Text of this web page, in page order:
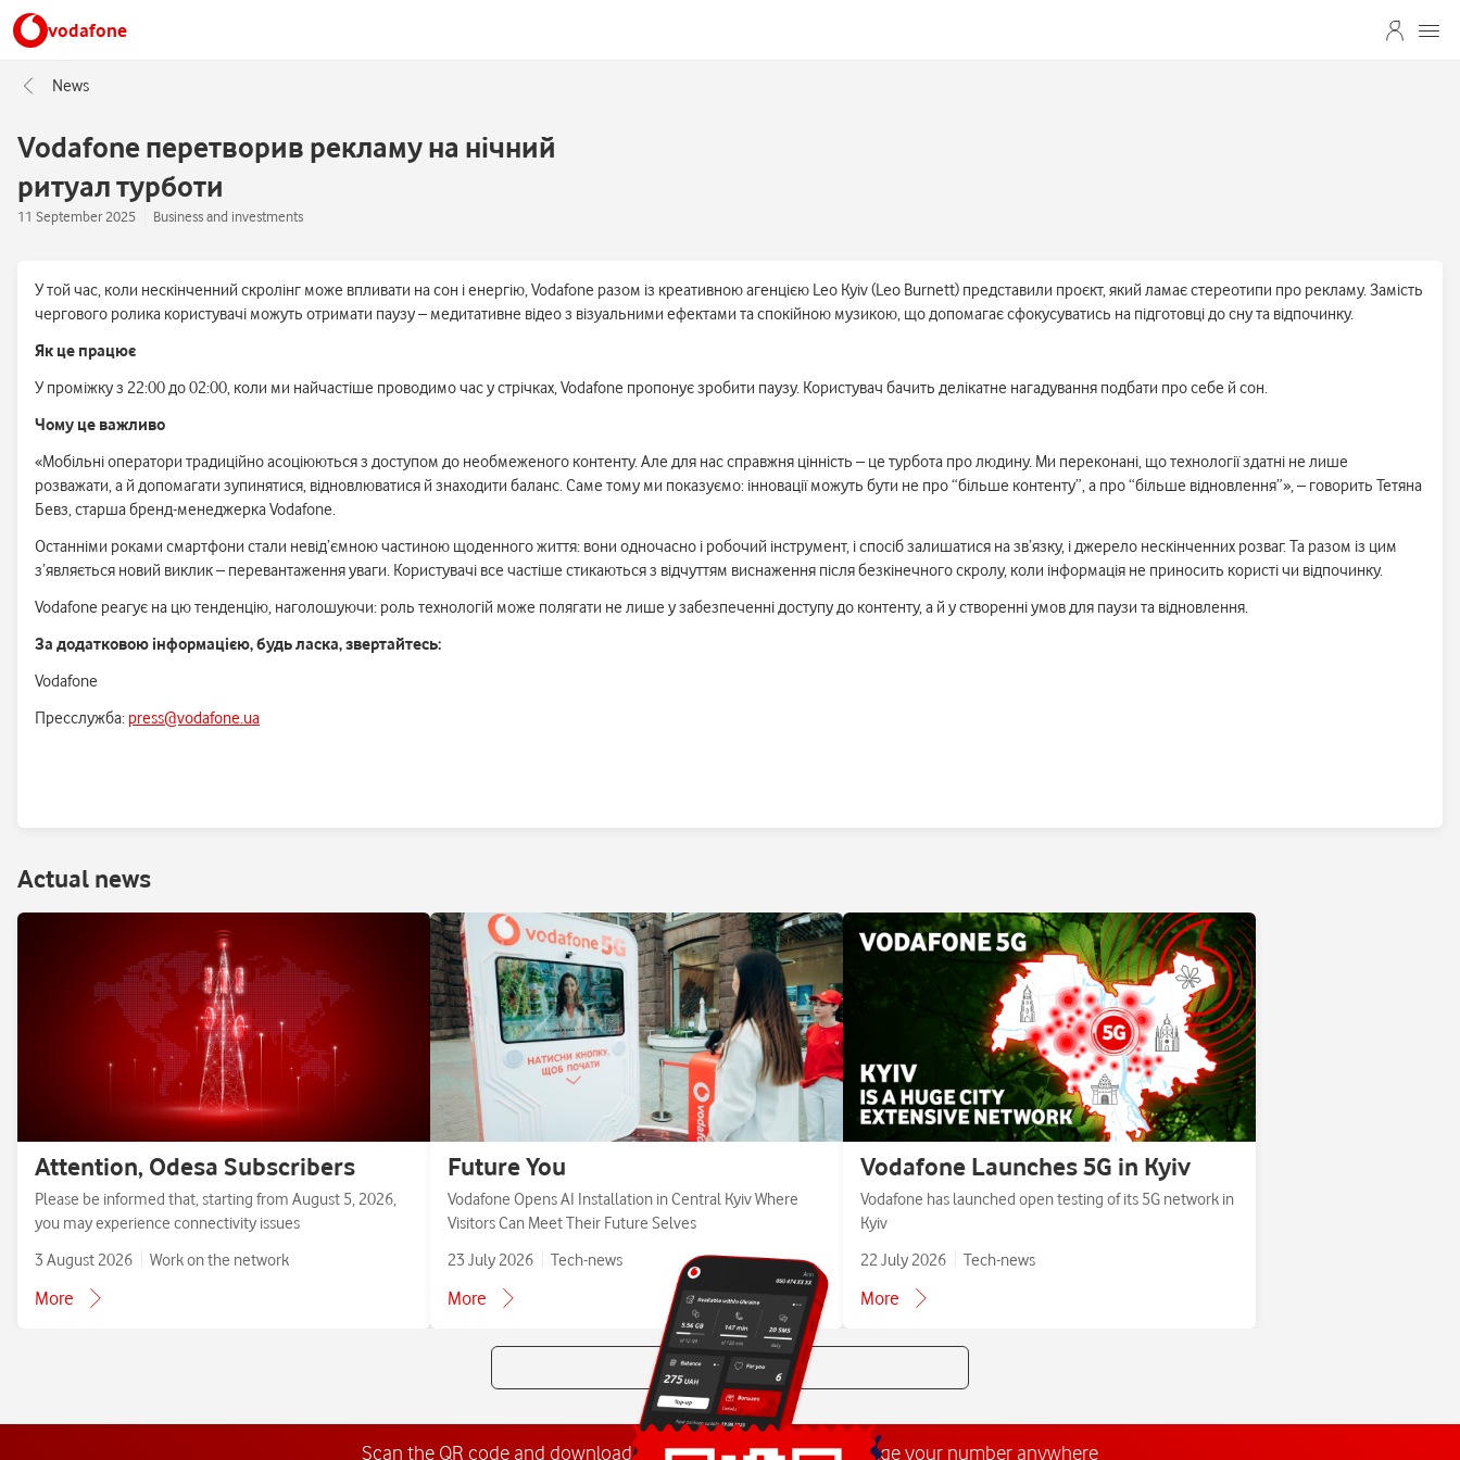
vodafone
News
Vodafone перетворив рекламу на нічний
ритуал турботи
11 September 2025 Business and investments
У той час, коли нескінченний скролінг може впливати на сон і енергію, Vodafone разом із креативною агенцією Leo Kyiv (Leo Burnett) представили проєкт, який ламає стереотипи про рекламу. Замість
чергового ролика користувачі можуть отримати паузу – медитативне відео з візуальними ефектами та спокійною музикою, що допомагає сфокусуватись на підготовці до сну та відпочинку.
Як це працює
У проміжку з 22:00 до 02:00, коли ми найчастіше проводимо час у стрічках, Vodafone пропонує зробити паузу. Користувач бачить делікатне нагадування подбати про себе й сон.
Чому це важливо
«Мобільні оператори традиційно асоціюються з доступом до необмеженого контенту. Але для нас справжня цінність – це турбота про людину. Ми переконані, що технології здатні не лише
розважати, а й допомагати зупинятися, відновлюватися й знаходити баланс. Саме тому ми показуємо: інновації можуть бути не про “більше контенту”, а про “більше відновлення”», – говорить Тетяна
Бевз, старша бренд-менеджерка Vodafone.
Останніми роками смартфони стали невід’ємною частиною щоденного життя: вони одночасно і робочий інструмент, і спосіб залишатися на зв’язку, і джерело нескінченних розваг. Та разом із цим
з’являється новий виклик – перевантаження уваги. Користувачі все частіше стикаються з відчуттям виснаження після безкінечного скролу, коли інформація не приносить користі чи відпочинку.
Vodafone реагує на цю тенденцію, наголошуючи: роль технологій може полягати не лише у забезпеченні доступу до контенту, а й у створенні умов для паузи та відновлення.
За додатковою інформацією, будь ласка, звертайтесь:
Vodafone
Пресслужба: press@vodafone.ua
Аctual news
Attention, Odesa Subscribers
Please be informed that, starting from August 5, 2026,
you may experience connectivity issues
3 August 2026
Work on the network
More
Future You
Vodafone Opens AI Installation in Central Kyiv Where
Visitors Can Meet Their Future Selves
23 July 2026
Tech-news
More
Vodafone Launches 5G in Kyiv
Vodafone has launched open testing of its 5G network in
Kyiv
22 July 2026
Tech-news
More
All news
Scan the QR code and download theMy Vodafone app. Manage your number anywhere